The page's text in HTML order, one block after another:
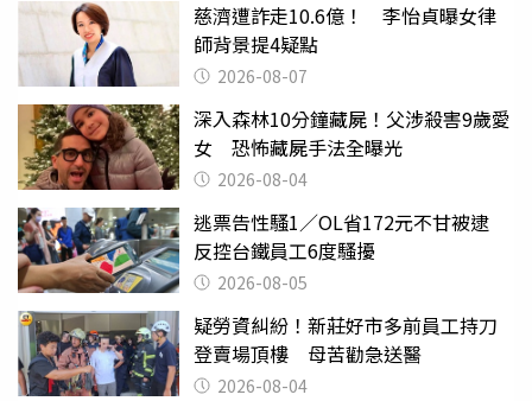
慈濟遭詐走10.6億！ 李怡貞曝女律
師背景提4疑點
2026-08-07
深入森林10分鐘藏屍！父涉殺害9歲愛
女 恐怖藏屍手法全曝光
2026-08-04
逃票告性騷1／OL省172元不甘被逮
反控台鐵員工6度騷擾
2026-08-05
疑勞資糾紛！新莊好市多前員工持刀
登賣場頂樓 母苦勸急送醫
2026-08-04